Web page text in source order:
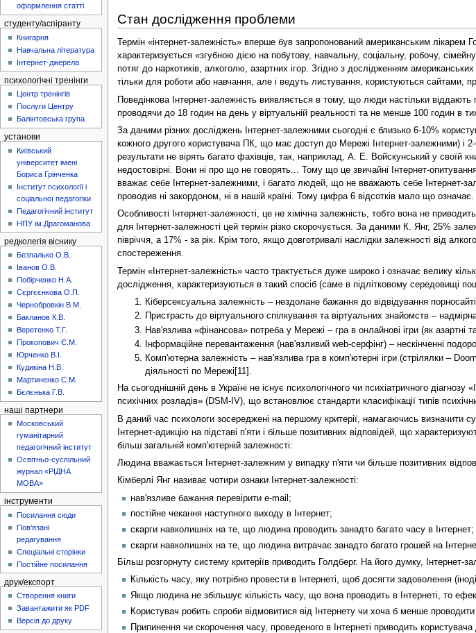
Стан дослідження проблеми
Термін «інтернет-залежність» вперше був запропонований американським
характеризується «згубною дією на побутову, навчальну, соціальну, робочу,
потяг до наркотиків, алкоголю, азартних ігор. Згідно з дослідженням
тільки для роботи або навчання, але і ведуть листування, користуються сайтами,
Поведінкова Інтернет-залежність виявляється в тому, що люди настільки
проводячи до 18 годин на день у віртуальній реальності та не менше 100 годин в
За даними різних досліджень Інтернет-залежними сьогодні є близько 6-10%
кожного другого користувача ПК, що має доступ до Мережі Інтернет-залежними) і
результати не вірять багато фахівців, так, наприклад, А. Е. Войскунський у своїй
недостовірні. Вони ні про що не говорять... Тому що це звичайні Інтернет-
вважає себе Інтернет-залежними, і багато людей, що не вважають себе Інтернет-
проводив ні закордоном, ні в нашій країні. Тому цифра 6 відсотків мало що
Особливості Інтернет-залежності, це не хімічна залежність, тобто вона не
для Інтернет-залежності цей термін різко скорочується. За даними К. Янг, 25%
півріччя, а 17% - за рік. Крім того, якщо довготривалі наслідки залежності від
спостереження.
Термін «Інтернет-залежність» часто трактується дуже широко і означає велику
дослідження, характеризуються в такий спосіб (саме в підлітковому середовищі
Кіберсексуальна залежність – нездолане бажання до відвідування
Пристрасть до віртуального спілкування та віртуальних знайомств –
Нав'язлива «фінансова» потреба у Мережі – гра в онлайнові ігри (як азартні
Інформаційне перевантаження (нав'язливий web-серфінг) – нескінченні
Комп'ютерна залежність – нав'язлива гра в комп'ютерні ігри (стрілялки –
діяльності по Мережі[11].
На сьогоднішній день в Україні не існує психологічного чи психіатричного
психічних розладів» (DSM-IV), що встановлює стандарти класифікації типів
В даний час психологи зосереджені на першому критерії, намагаючись визначити
Інтернет-адикцію на підставі п'яти і більше позитивних відповідей, що
більш загальній комп'ютерній залежності:
Людина вважається Інтернет-залежним у випадку п'яти чи більше позитивних
Кімберлі Янг називає чотири ознаки Інтернет-залежності:
нав'язливе бажання перевірити e-mail;
постійне чекання наступного виходу в Інтернет;
скарги навколишніх на те, що людина проводить занадто багато часу в Інтернет;
скарги навколишніх на те, що людина витрачає занадто багато грошей на
Більш розгорнуту систему критеріїв приводить Голдберг. На його думку, Інтернет-
Кількість часу, яку потрібно провести в Інтернеті, щоб досягти задоволення
Якщо людина не збільшує кількість часу, що вона проводить в Інтернеті, то
Користувач робить спроби відмовитися від Інтернету чи хоча б менше
Припинення чи скорочення часу, проведеного в Інтернеті приводить
оформлення статті
студенту/аспіранту
Книгарня
Навчальна література
Інтернет-джерела
психологічні тренінги
Центр тренінгів
Послуги Центру
Балінтовська група
установи
Київський
університет імені
Бориса Грінченка
Інститут психології і
соціальної педагогіки
Педагогічний інститут
НПУ ім.Драгоманова
редколегія віснику
Безпалько О.В.
Іванов О.В.
Побірченко Н.А.
Сєргєєнкова О.П.
Чернобровкін В.М.
Бакланов К.В.
Веретенко Т.Г.
Прокопович Є.М.
Юрченко В.І.
Кудикіна Н.В.
Мартиненко С.М.
Бєлєнька Г.В.
наші партнери
Московський
гуманітарний
педагогічний інститут
Освітньо-суспільний
журнал «РІДНА
МОВА»
інструменти
Посилання сюди
Пов'язані
редагування
Спеціальні сторінки
Постійне посилання
друк/експорт
Створення книги
Завантажити як PDF
Версія до друку